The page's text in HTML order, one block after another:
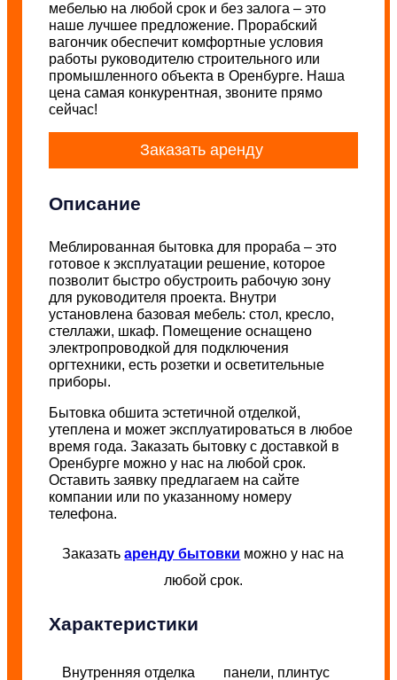
мебелью на любой срок и без залога – это
наше лучшее предложение. Прорабский
вагончик обеспечит комфортные условия
работы руководителю строительного или
промышленного объекта в Оренбурге. Наша
цена самая конкурентная, звоните прямо
сейчас!
Заказать аренду
Описание
Меблированная бытовка для прораба – это
готовое к эксплуатации решение, которое
позволит быстро обустроить рабочую зону
для руководителя проекта. Внутри
установлена базовая мебель: стол, кресло,
стеллажи, шкаф. Помещение оснащено
электропроводкой для подключения
оргтехники, есть розетки и осветительные
приборы.
Бытовка обшита эстетичной отделкой,
утеплена и может эксплуатироваться в любое
время года. Заказать бытовку с доставкой в
Оренбурге можно у нас на любой срок.
Оставить заявку предлагаем на сайте
компании или по указанному номеру
телефона.
Заказатьаренду бытовки можно у нас на
любой срок.
Характеристики
Внутренняя отделка панели, плинтус